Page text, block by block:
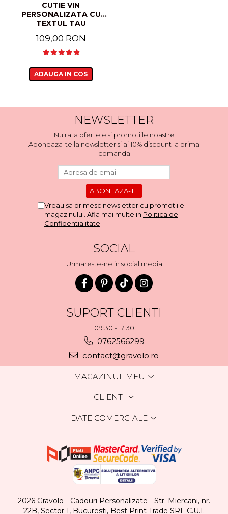
CUTIE VIN
PERSONALIZATA CU
TEXTUL TAU
109,00 RON
ADAUGA IN COS
NEWSLETTER
Nu rata ofertele si promotiile noastre
Aboneaza-te la newsletter si ai 10% discount la prima
comanda
Vreau sa primesc newsletter cu promotiile
magazinului. Afla mai multe in Politica de
Confidentialitate
SOCIAL
Urmareste-ne in social media
SUPORT CLIENTI
09:30 - 17:30
0762566299
contact@gravolo.ro
MAGAZINUL MEU
CLIENTI
DATE COMERCIALE
2026 Gravolo - Cadouri Personalizate - Str. Miercani, nr.
22B, Sector 1, Bucuresti, Best Print Trade SRL C.U.I.